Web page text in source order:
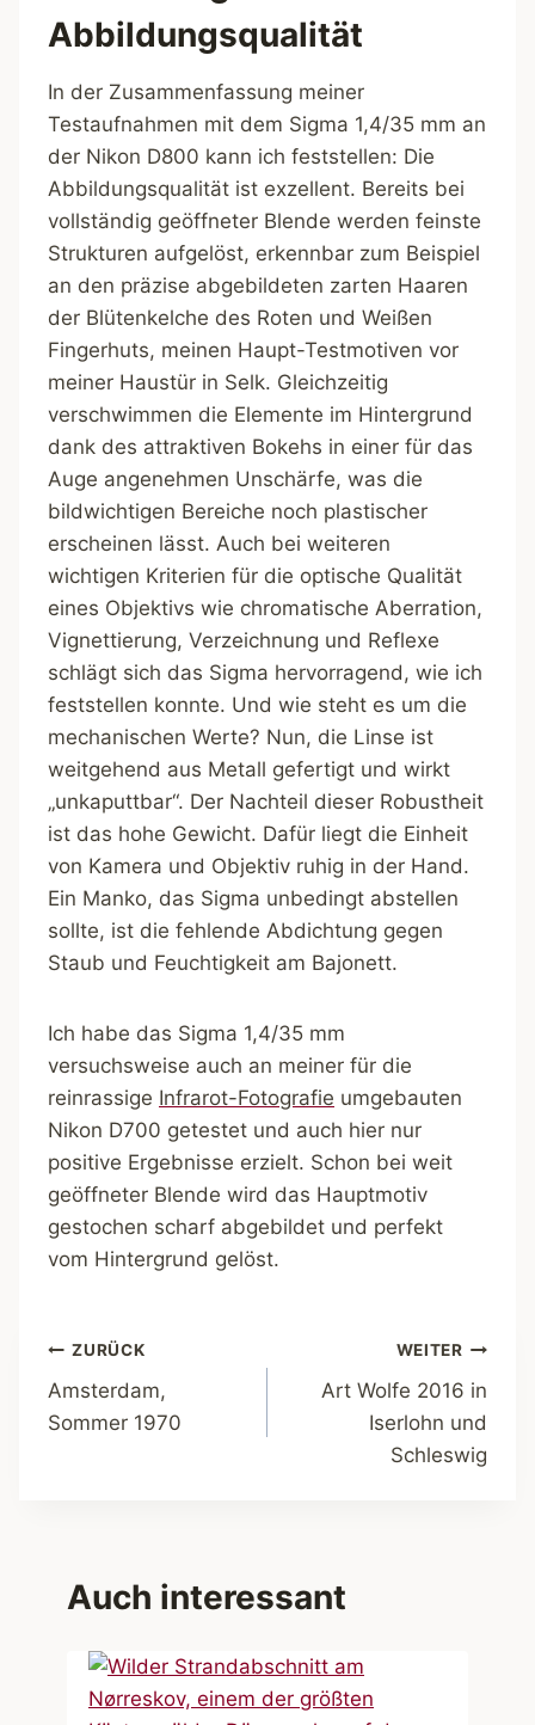
Abbildungsqualität
In der Zusammenfassung meiner
Testaufnahmen mit dem Sigma 1,4/35 mm an
der Nikon D800 kann ich feststellen: Die
Abbildungsqualität ist exzellent. Bereits bei
vollständig geöffneter Blende werden feinste
Strukturen aufgelöst, erkennbar zum Beispiel
an den präzise abgebildeten zarten Haaren
der Blütenkelche des Roten und Weißen
Fingerhuts, meinen Haupt-Testmotiven vor
meiner Haustür in Selk. Gleichzeitig
verschwimmen die Elemente im Hintergrund
dank des attraktiven Bokehs in einer für das
Auge angenehmen Unschärfe, was die
bildwichtigen Bereiche noch plastischer
erscheinen lässt. Auch bei weiteren
wichtigen Kriterien für die optische Qualität
eines Objektivs wie chromatische Aberration,
Vignettierung, Verzeichnung und Reflexe
schlägt sich das Sigma hervorragend, wie ich
feststellen konnte. Und wie steht es um die
mechanischen Werte? Nun, die Linse ist
weitgehend aus Metall gefertigt und wirkt
„unkaputtbar“. Der Nachteil dieser Robustheit
ist das hohe Gewicht. Dafür liegt die Einheit
von Kamera und Objektiv ruhig in der Hand.
Ein Manko, das Sigma unbedingt abstellen
sollte, ist die fehlende Abdichtung gegen
Staub und Feuchtigkeit am Bajonett.
Ich habe das Sigma 1,4/35 mm
versuchsweise auch an meiner für die
reinrassige Infrarot-Fotografie umgebauten
Nikon D700 getestet und auch hier nur
positive Ergebnisse erzielt. Schon bei weit
geöffneter Blende wird das Hauptmotiv
gestochen scharf abgebildet und perfekt
vom Hintergrund gelöst.
Beitragsnavigation
ZURÜCK
Amsterdam,
Sommer 1970
WEITER
Art Wolfe 2016 in
Iserlohn und
Schleswig
Auch interessant